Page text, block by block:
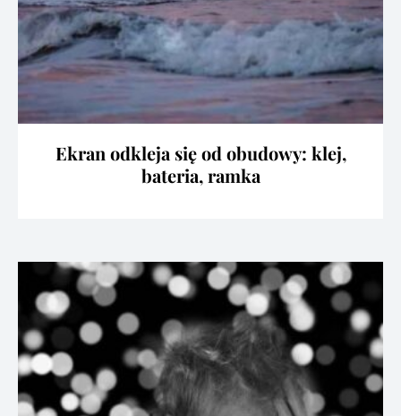
Ekran odkleja się od obudowy: klej,
bateria, ramka